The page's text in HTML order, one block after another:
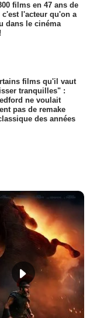
films en 47 ans de
c'est l'acteur qu'on a
dans le cinéma
films qu'il vaut
tranquilles" :
ne voulait
pas de remake
des années